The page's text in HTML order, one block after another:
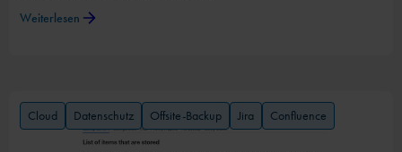
Weiterlesen
Cloud Datenschutz Offsite-Backup Jira Confluence